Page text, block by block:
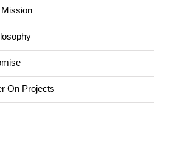
On Projects